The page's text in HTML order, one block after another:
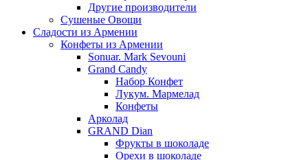
Другие производители
Сушеные Овощи
Сладости из Армении
Конфеты из Армении
Sonuar. Mark Sevouni
Grand Candy
Набор Конфет
Лукум. Мармелад
Конфеты
Арколад
GRAND Dian
Фрукты в шоколаде
Орехи в шоколаде